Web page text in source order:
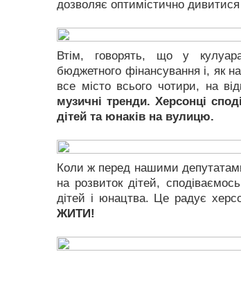
дозволяє оптимістично
Втім, говорять, що у
бюджетного фінансування і, як
все місто всього чотири, на
музичні тренди. Херсонці
дітей та юнаків на вулицю.
Коли ж перед нашими
на розвиток дітей,
дітей і юнацтва. Це радує
ЖИТИ!